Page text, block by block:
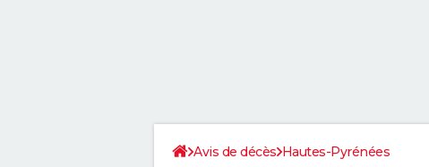
Avis de décès Hautes-Pyrénées